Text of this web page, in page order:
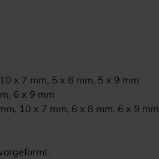
x 7 mm, 5 x 8 mm, 5 x 9 mm
6 x 9 mm
10 x 7 mm, 6 x 8 mm, 6 x 9 mm